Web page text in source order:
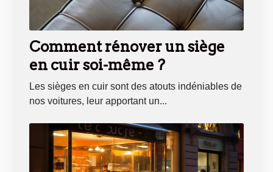
Comment rénover un siège
en cuir soi-même ?
Les sièges en cuir sont des atouts indéniables de
nos voitures, leur apportant un...